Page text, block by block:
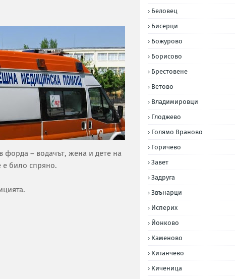
форда – водачът, жена и дете на
е било спряно.
Беловец
Бисерци
Божурово
Борисово
Брестовене
Ветово
Владимировци
Глоджево
Голямо Враново
Горичево
Завет
Задруга
Звънарци
Исперих
Йонково
Каменово
Китанчево
Киченица